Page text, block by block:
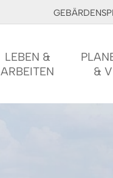
LEBEN &
ARBEITEN
&